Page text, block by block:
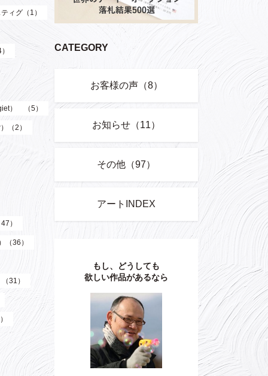
ィグ（1）
） （5）
（2）
）
（36）
31）
CATEGORY
お客様の声（8）
お知らせ（11）
その他（97）
アートINDEX
もし、どうしても
欲しい作品があるなら